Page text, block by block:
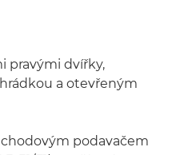
pravými dvířky,
a otevřeným
podavačem